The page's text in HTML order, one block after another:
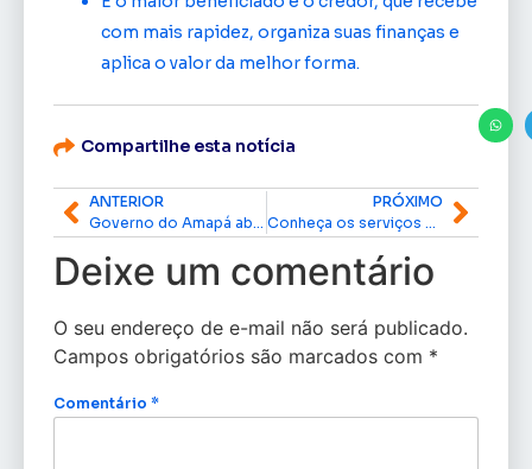
com mais rapidez, organiza suas finanças e
aplica o valor da melhor forma.
Compartilhe esta notícia
ANTERIOR
Governo do Amapá abre inscrições para criadores interessados em expor animais na 54ª Expofeira
PRÓXIMO
Conheça os serviços do Hub Macapá e saiba como acessá-los
Deixe um comentário
O seu endereço de e-mail não será publicado.
Campos obrigatórios são marcados com *
Comentário *